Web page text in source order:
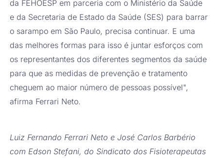
da FEHOESP em parceria com o Ministério da Saúde
e da Secretaria de Estado da Saúde (SES) para barrar
o sarampo em São Paulo, precisa continuar. E uma
das melhores formas para isso é juntar esforços com
os representantes dos diferentes segmentos da saúde
para que as medidas de prevenção e tratamento
cheguem ao maior número de pessoas possível",
afirma Ferrari Neto.
Luiz Fernando Ferrari Neto e José Carlos Barbério
com Edson Stefani, do Sindicato dos Fisioterapeutas